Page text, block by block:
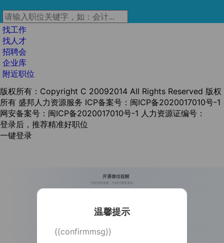
找工作
找人才
招聘会
企业库
附近职位
版权所有：Copyright C 20092014 All Rights Reserved 版权
所有 盛邦人力资源服务 ICP备案号：闽ICP备2020017010号-1
网安备案号：闽ICP备2020017010号-1 人力资源证编号：
登录后，推荐精准好职位
一键登录
开通微信提醒
消息实时提醒，不错过重要通知
长按识别二维码
温馨提示
{{confirmmsg}}